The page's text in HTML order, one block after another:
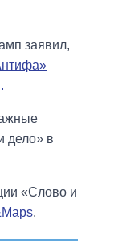
заявил,
дело» в
«Слово и
.